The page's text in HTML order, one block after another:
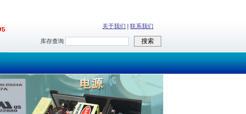
关于我们 联系我们
库存查询